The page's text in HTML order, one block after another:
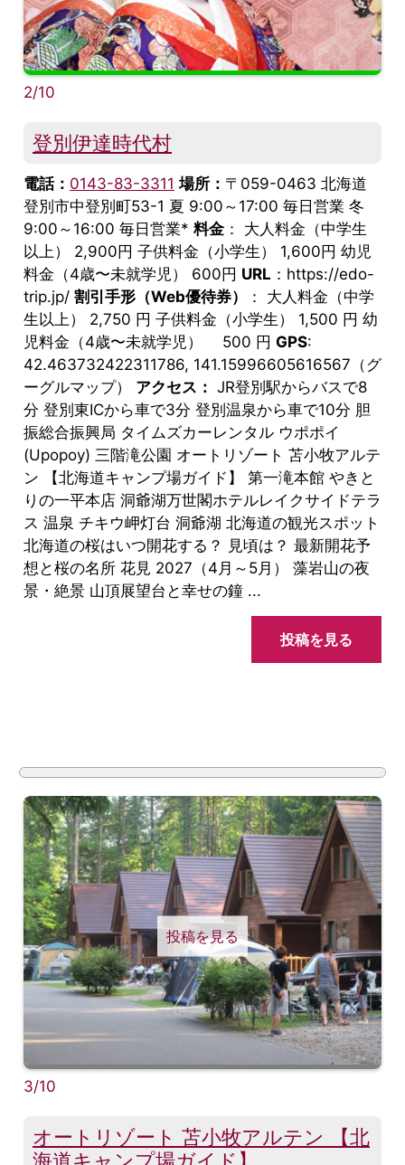
2/10
登別伊達時代村
電話： 0143-83-3311 場所： 〒059-0463 北海道
登別市中登別町53-1 夏 9:00～17:00 毎日営業 冬
9:00～16:00 毎日営業* 料金 ： 大人料金（中学生
以上） 2,900円 子供料金（小学生） 1,600円 幼児
料金（4歳〜未就学児） 600円 URL ：https://edo-
trip.jp/ 割引手形（Web優待券）
： 大人料金（中学
生以上） 2,750 円 子供料金（小学生） 1,500 円 幼
児料金（4歳〜未就学児） 500 円 GPS:
42.463732422311786, 141.15996605616567（グ
ーグルマップ） アクセス： JR登別駅からバスで8
分 登別東ICから車で3分 登別温泉から車で10分 胆
振総合振興局 タイムズカーレンタル ウポポイ
(Upopoy) 三階滝公園 オートリゾート 苫小牧アルテ
ン 【北海道キャンプ場ガイド】 第一滝本館 やきと
りの一平本店 洞爺湖万世閣ホテルレイクサイドテラ
ス 温泉 チキウ岬灯台 洞爺湖 北海道の観光スポット
北海道の桜はいつ開花する？ 見頃は？ 最新開花予
想と桜の名所 花見 2027（4月～5月） 藻岩山の夜
景・絶景 山頂展望台と幸せの鐘 ...
投稿を見る
投稿を見る
3/10
オートリゾート 苫小牧アルテン 【北
海道キャンプ場ガイド】